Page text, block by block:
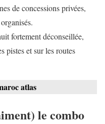
de concessions privées,
fortement déconseillée,
pistes et sur les routes
atlas
le combo